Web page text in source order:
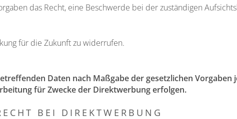
das Recht, eine Beschwerde bei der zuständigen
für die Zukunft zu widerrufen.
Daten nach Maßgabe der gesetzlichen
für Zwecke der Direktwerbung erfolgen.
BEI DIREKTWERBUNG